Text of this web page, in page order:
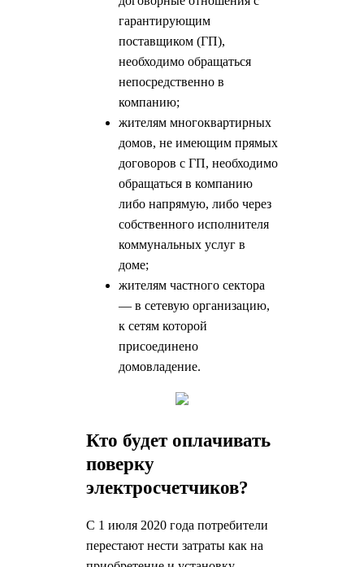
гарантирующим
поставщиком (ГП),
необходимо обращаться
непосредственно в
компанию;
жителям многоквартирных
домов, не имеющим прямых
договоров с ГП, необходимо
обращаться в компанию
либо напрямую, либо через
собственного исполнителя
коммунальных услуг в
доме;
жителям частного сектора
— в сетевую организацию,
к сетям которой
присоединено
домовладение.
Кто будет оплачивать
поверку
электросчетчиков?
С 1 июля 2020 года потребители
перестают нести затраты как на